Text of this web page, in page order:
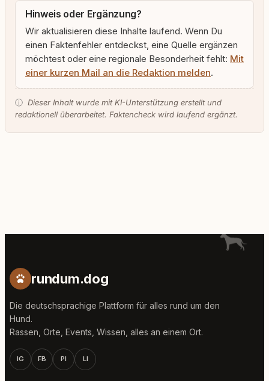
Hinweis oder Ergänzung?
Wir aktualisieren diese Inhalte laufend. Wenn Du
einen Faktenfehler entdeckst, eine Quelle ergänzen
möchtest oder eine regionale Besonderheit fehlt: Mit
einer kurzen Mail an die Redaktion melden.
ⓘ Dieser Inhalt wurde mit KI-Unterstützung erstellt und
redaktionell überarbeitet. Faktencheck wird laufend ergänzt.
rundum.dog
Die deutschsprachige Plattform für alles rund um den
Hund.
Rassen, Orte, Events, Wissen, alles an einem Ort.
IG FB PI LI